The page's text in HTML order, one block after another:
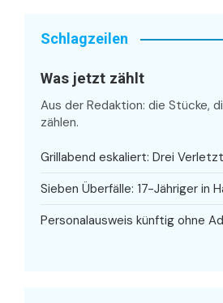
Schlagzeilen
Was jetzt zählt
Aus der Redaktion: die Stücke,
zählen.
Grillabend eskaliert: Drei
Sieben Überfälle: 17-Jähriger in
Personalausweis künftig ohne